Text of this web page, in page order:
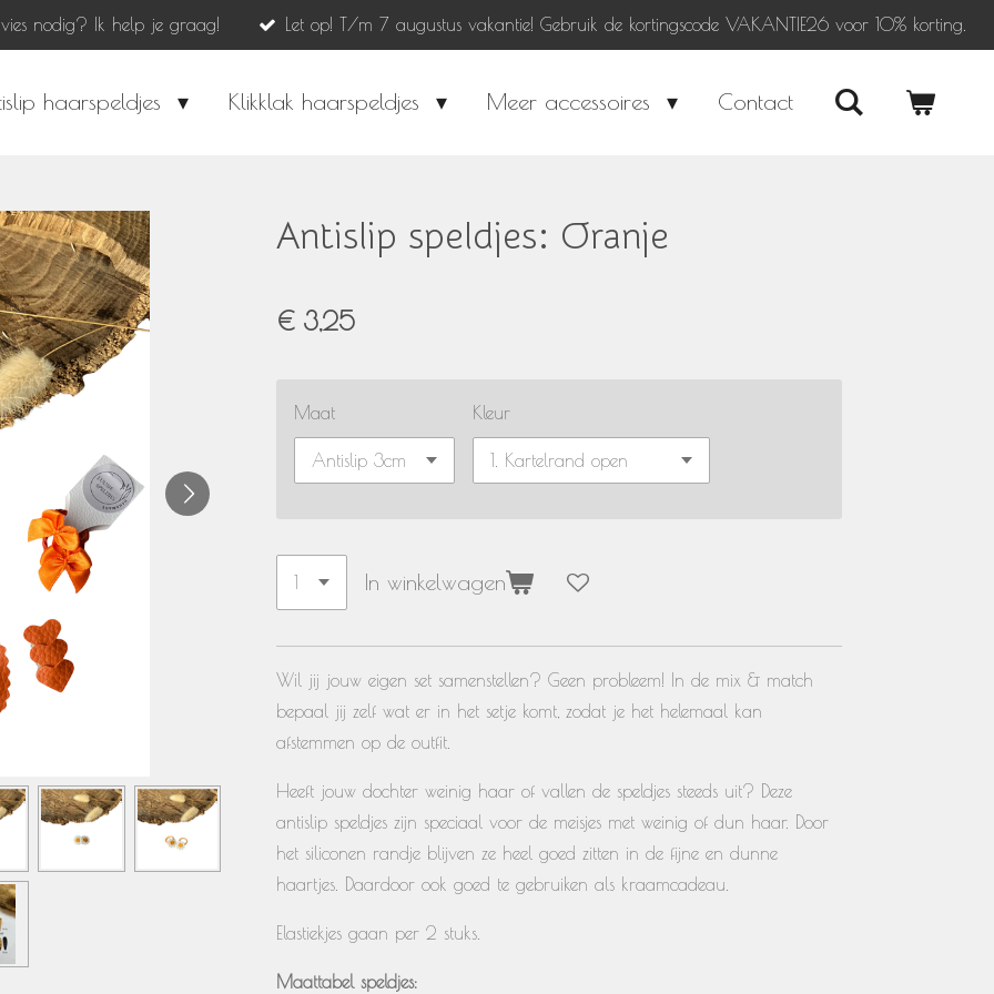
nodig? Ik help je graag! Let op! T/m 7 augustus vakantie! Gebruik de kortingscode VAKANTIE26 voor 10% korting.
haarspeldjes Klikklak haarspeldjes Meer accessoires Contact
Antislip speldjes: Oranje
€ 3,25
Maat Kleur
In winkelwagen
Wil jij jouw eigen set samenstellen? Geen probleem! In de mix & match
bepaal jij zelf wat er in het setje komt, zodat je het helemaal kan
afstemmen op de outfit.
Heeft jouw dochter weinig haar of vallen de speldjes steeds uit? Deze
antislip speldjes zijn speciaal voor de meisjes met weinig of dun haar. Door
het siliconen randje blijven ze heel goed zitten in de fijne en dunne
haartjes. Daardoor ook goed te gebruiken als kraamcadeau.
Elastiekjes gaan per 2 stuks.
Maattabel speldjes: